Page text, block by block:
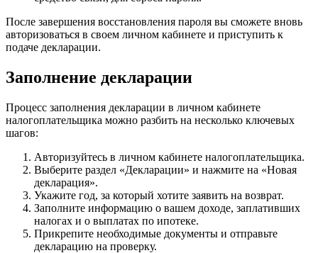
После завершения восстановления пароля вы сможете вновь
авторизоваться в своем личном кабинете и приступить к
подаче декларации.
Заполнение декларации
Процесс заполнения декларации в личном кабинете
налогоплательщика можно разбить на несколько ключевых
шагов:
Авторизуйтесь в личном кабинете налогоплательщика.
Выберите раздел «Декларации» и нажмите на «Новая
декларация».
Укажите год, за который хотите заявить на возврат.
Заполните информацию о вашем доходе, заплативших
налогах и о выплатах по ипотеке.
Прикрепите необходимые документы и отправьте
декларацию на проверку.